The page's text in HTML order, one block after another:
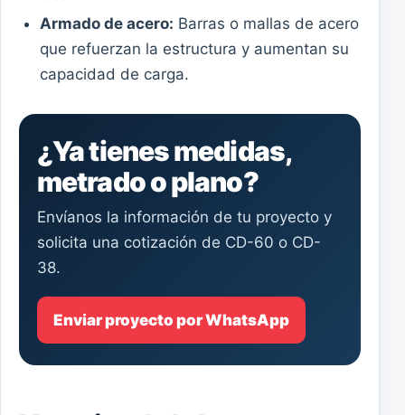
Armado de acero: Barras o mallas de acero
que refuerzan la estructura y aumentan su
capacidad de carga.
¿Ya tienes medidas,
metrado o plano?
Envíanos la información de tu proyecto y
solicita una cotización de CD-60 o CD-
38.
Enviar proyecto por WhatsApp